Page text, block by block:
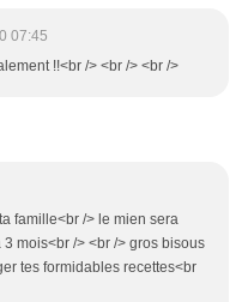
07:45
!!<br /> <br /> <br />
famille<br /> le mien sera
mois<br /> <br /> gros bisous
tes formidables recettes<br